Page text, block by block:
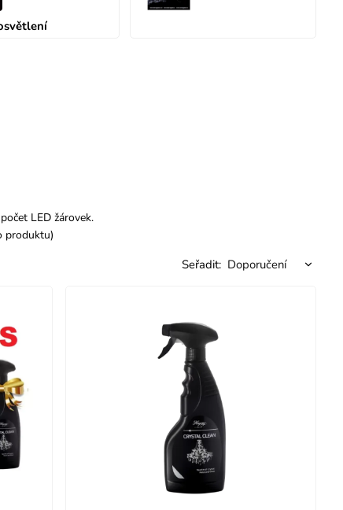
LED žárovek.
produktu)
Seřadit: